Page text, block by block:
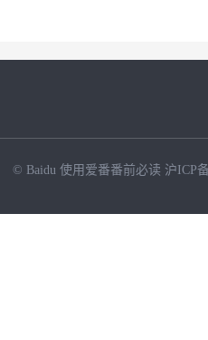
© Baidu 使用爱番番前必读 沪ICP